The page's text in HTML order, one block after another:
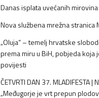
Danas isplata uvećanih
Nova službena mrežna stranica
„Oluja“ – temelj hrvatske
prema miru u BiH, pobjeda koja
povijesti
ČETVRTI DAN 37. MLADIFESTA
„Međugorje je vrt prepun